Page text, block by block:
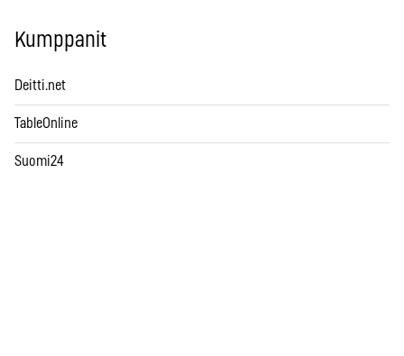
Kumppanit
Deitti.net
TableOnline
Suomi24